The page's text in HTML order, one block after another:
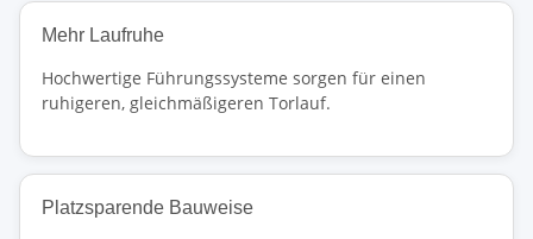
Mehr Laufruhe
Hochwertige Führungssysteme sorgen für einen
ruhigeren, gleichmäßigeren Torlauf.
Platzsparende Bauweise